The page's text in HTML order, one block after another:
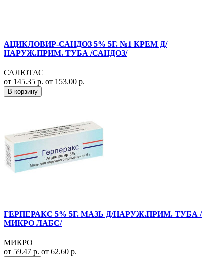
АЦИКЛОВИР-САНДОЗ 5% 5Г. №1 КРЕМ Д/
НАРУЖ.ПРИМ. ТУБА /САНДОЗ/
САЛЮТАС
от 145.35 р. от 153.00 р.
В корзину
ГЕРПЕРАКС 5% 5Г. МАЗЬ Д/НАРУЖ.ПРИМ. ТУБА /
МИКРО ЛАБС/
МИКРО
от 59.47 р. от 62.60 р.